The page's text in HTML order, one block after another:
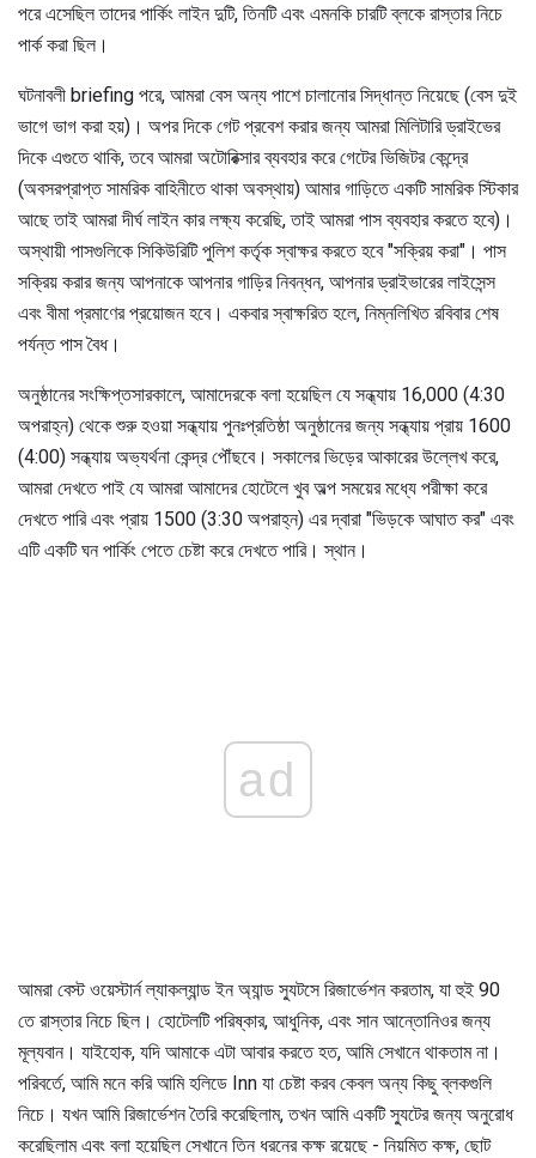
পরে এসেছিল তাদের পার্কিং লাইন দুটি, তিনটি এবং এমনকি চারটি ব্লকে রাস্তার নিচে
পার্ক করা ছিল।
ঘটনাবলী briefing পরে, আমরা বেস অন্য পাশে চালানোর সিদ্ধান্ত নিয়েছে (বেস দুই
ভাগে ভাগ করা হয়)। অপর দিকে গেট প্রবেশ করার জন্য আমরা মিলিটারি ড্রাইভের
দিকে এগুতে থাকি, তবে আমরা অটোরিক্সার ব্যবহার করে গেটের ভিজিটর কেন্দ্রে
(অবসরপ্রাপ্ত সামরিক বাহিনীতে থাকা অবস্থায়) আমার গাড়িতে একটি সামরিক স্টিকার
আছে তাই আমরা দীর্ঘ লাইন কার লক্ষ্য করেছি, তাই আমরা পাস ব্যবহার করতে হবে)।
অস্থায়ী পাসগুলিকে সিকিউরিটি পুলিশ কর্তৃক স্বাক্ষর করতে হবে "সক্রিয় করা"। পাস
সক্রিয় করার জন্য আপনাকে আপনার গাড়ির নিবন্ধন, আপনার ড্রাইভারের লাইসেন্স
এবং বীমা প্রমাণের প্রয়োজন হবে। একবার স্বাক্ষরিত হলে, নিম্নলিখিত রবিবার শেষ
পর্যন্ত পাস বৈধ।
অনুষ্ঠানের সংক্ষিপ্তসারকালে, আমাদেরকে বলা হয়েছিল যে সন্ধ্যায় 16,000 (4:30
অপরাহ্ন) থেকে শুরু হওয়া সন্ধ্যায় পুনঃপ্রতিষ্ঠা অনুষ্ঠানের জন্য সন্ধ্যায় প্রায় 1600
(4:00) সন্ধ্যায় অভ্যর্থনা কেন্দ্র পৌঁছবে। সকালের ভিড়ের আকারের উল্লেখ করে,
আমরা দেখতে পাই যে আমরা আমাদের হোটেলে খুব অল্প সময়ের মধ্যে পরীক্ষা করে
দেখতে পারি এবং প্রায় 1500 (3:30 অপরাহ্ন) এর দ্বারা "ভিড়কে আঘাত কর" এবং
এটি একটি ঘন পার্কিং পেতে চেষ্টা করে দেখতে পারি। স্থান।
ad
আমরা বেস্ট ওয়েস্টার্ন ল্যাকল্যান্ড ইন অ্যান্ড স্যুটসে রিজার্ভেশন করতাম, যা হুই 90
তে রাস্তার নিচে ছিল। হোটেলটি পরিষ্কার, আধুনিক, এবং সান আন্তোনিওর জন্য
মূল্যবান। যাইহোক, যদি আমাকে এটা আবার করতে হত, আমি সেখানে থাকতাম না।
পরিবর্তে, আমি মনে করি আমি হলিডে Inn যা চেষ্টা করব কেবল অন্য কিছু ব্লকগুলি
নিচে। যখন আমি রিজার্ভেশন তৈরি করেছিলাম, তখন আমি একটি স্যুটের জন্য অনুরোধ
করেছিলাম এবং বলা হয়েছিল সেখানে তিন ধরনের কক্ষ রয়েছে - নিয়মিত কক্ষ, ছোট